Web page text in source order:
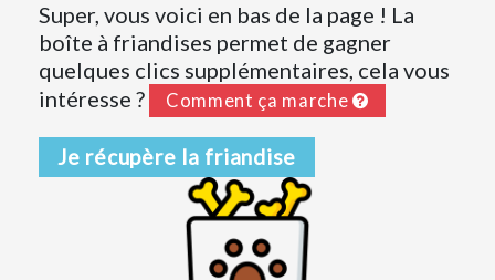
Super, vous voici en bas de la page ! La
boîte à friandises permet de gagner
quelques clics supplémentaires, cela vous
intéresse ?
Comment ça marche
Je récupère la friandise